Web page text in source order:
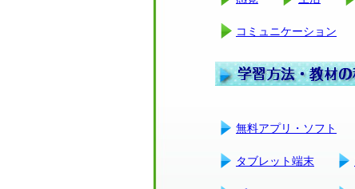
コミュニケーション
無料アプリ・ソフト
タブレット端末